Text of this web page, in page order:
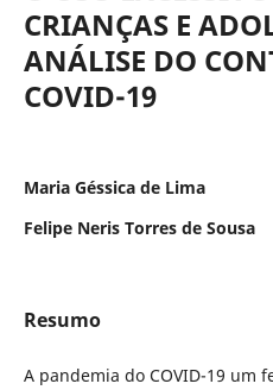
CRIANÇAS E
ANÁLISE DO
COVID-19
Maria Géssica de Lima
Felipe Neris Torres de Sousa
Resumo
A pandemia do COVID-19 um